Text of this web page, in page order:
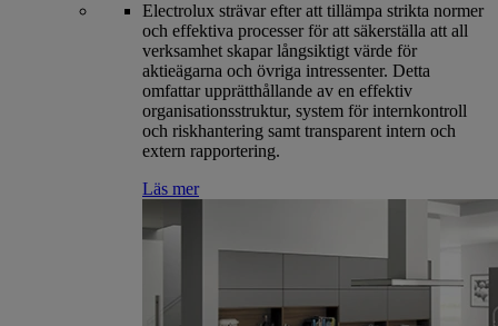
Electrolux strävar efter att tillämpa strikta normer
och effektiva processer för att säkerställa att all
verksamhet skapar långsiktigt värde för
aktieägarna och övriga intressenter. Detta
omfattar upprätthållande av en effektiv
organisationsstruktur, system för internkontroll
och riskhantering samt transparent intern och
extern rapportering.
Läs mer